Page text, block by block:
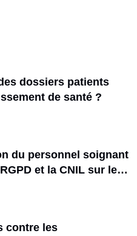
dossiers patients
de santé ?
du personnel soignant
et la CNIL sur le
contre les